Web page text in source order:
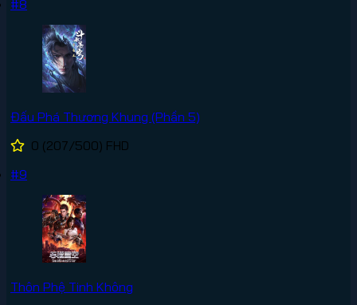
#8
Đấu Phá Thương Khung (Phần 5)
0 (207/500) FHD
#9
Thôn Phệ Tinh Không